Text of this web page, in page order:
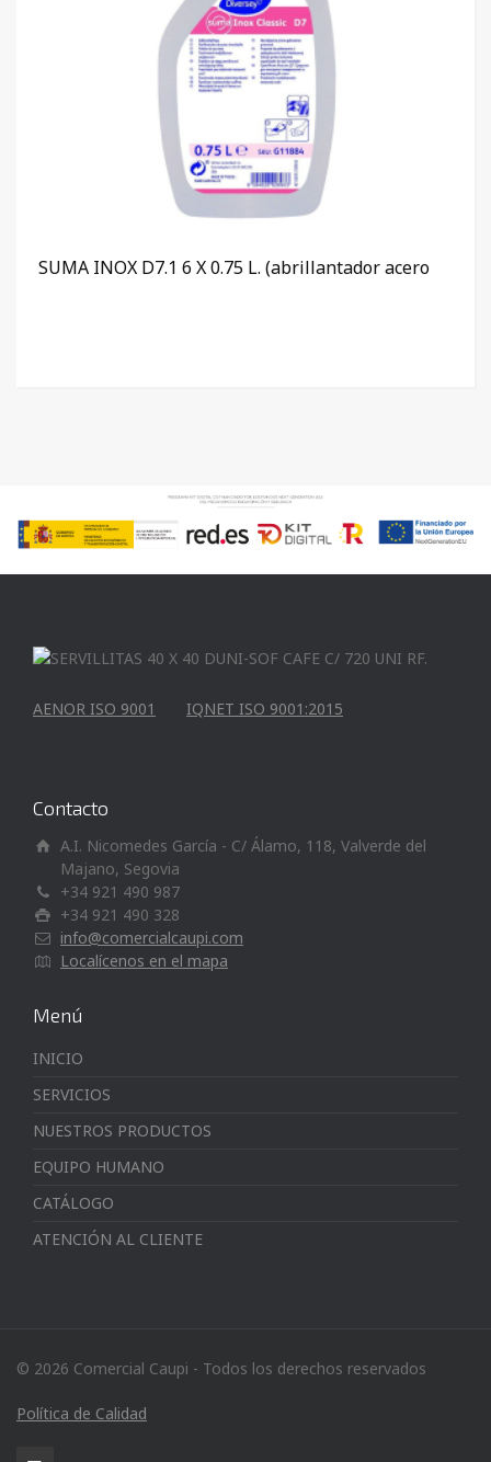
SUMA INOX D7.1 6 X 0.75 L. (abrillantador acero
AENOR ISO 9001 IQNET ISO 9001:2015
Contacto
A.I. Nicomedes García - C/ Álamo, 118, Valverde del
Majano, Segovia
+34 921 490 987
+34 921 490 328
info@comercialcaupi.com
Localícenos en el mapa
Menú
INICIO
SERVICIOS
NUESTROS PRODUCTOS
EQUIPO HUMANO
CATÁLOGO
ATENCIÓN AL CLIENTE
© 2026 Comercial Caupi - Todos los derechos reservados
Política de Calidad